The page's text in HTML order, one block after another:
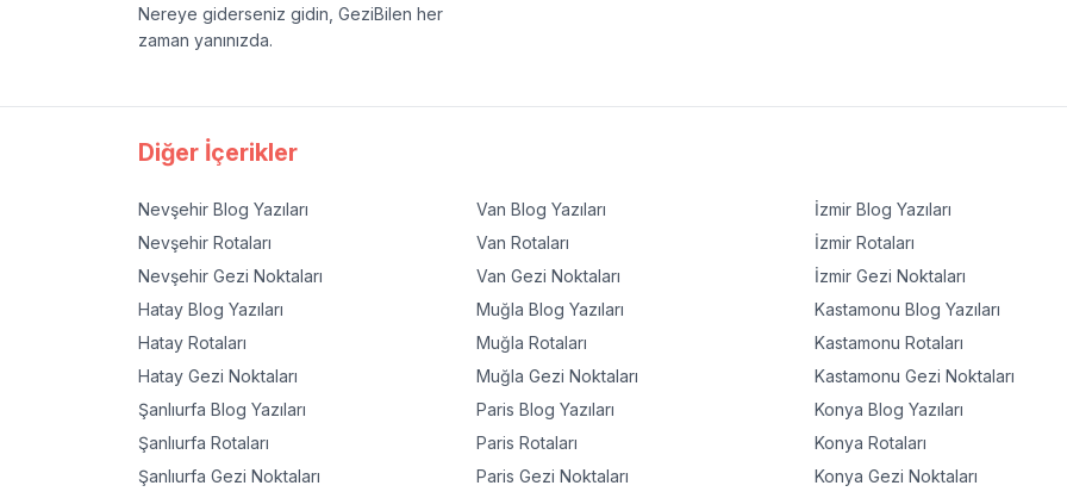
Nereye giderseniz gidin, GeziBilen her
zaman yanınızda.
Diğer İçerikler
Nevşehir Blog Yazıları
Nevşehir Rotaları
Nevşehir Gezi Noktaları
Hatay Blog Yazıları
Hatay Rotaları
Hatay Gezi Noktaları
Şanlıurfa Blog Yazıları
Şanlıurfa Rotaları
Şanlıurfa Gezi Noktaları
Van Blog Yazıları
Van Rotaları
Van Gezi Noktaları
Muğla Blog Yazıları
Muğla Rotaları
Muğla Gezi Noktaları
Paris Blog Yazıları
Paris Rotaları
Paris Gezi Noktaları
İzmir Blog Yazıları
İzmir Rotaları
İzmir Gezi Noktaları
Kastamonu Blog Yazıları
Kastamonu Rotaları
Kastamonu Gezi Noktaları
Konya Blog Yazıları
Konya Rotaları
Konya Gezi Noktaları